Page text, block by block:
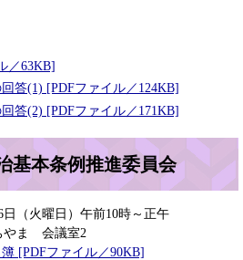
／63KB]
答(1) [PDFファイル／124KB]
答(2) [PDFファイル／171KB]
基本条例推進委員会
（火曜日）午前10時～正午
やま 会議室2
[PDFファイル／90KB]